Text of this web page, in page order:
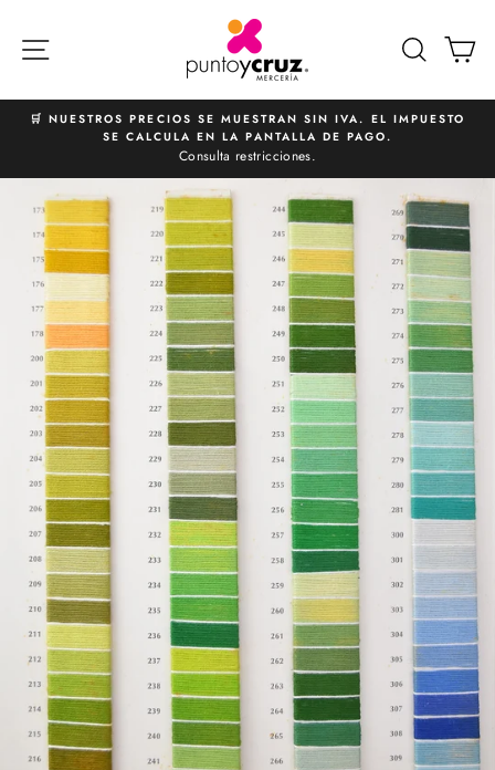
directamente
diapositivas
🛒 NUESTROS PRECIOS SE MUESTRAN SIN IVA. EL IMPUESTO
SE CALCULA EN LA PANTALLA DE PAGO.
Consulta restricciones.